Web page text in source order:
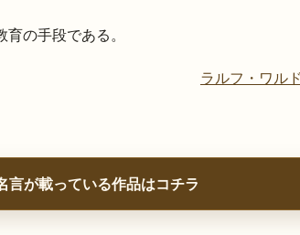
の手段である。
ラルフ・ワル
言が載っている作品はコチラ